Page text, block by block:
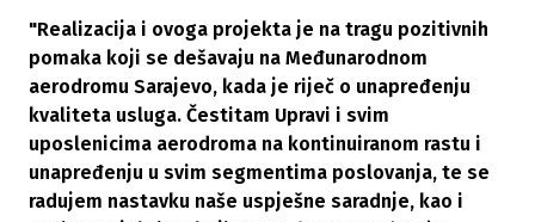
"Realizacija i ovoga projekta je na tragu pozitivnih
pomaka koji se dešavaju na Međunarodnom
aerodromu Sarajevo, kada je riječ o unapređenju
kvaliteta usluga. Čestitam Upravi i svim
uposlenicima aerodroma na kontinuiranom rastu i
unapređenju u svim segmentima poslovanja, te se
radujem nastavku naše uspješne saradnje, kao i